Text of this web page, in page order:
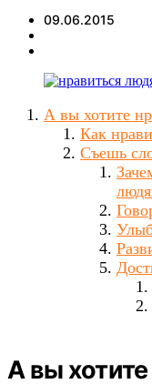
09.06.2015
А вы хотите
Как
Съешь
А вы